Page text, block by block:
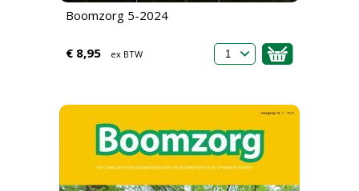
Boomzorg 5-2024
€ 8,95 ex BTW